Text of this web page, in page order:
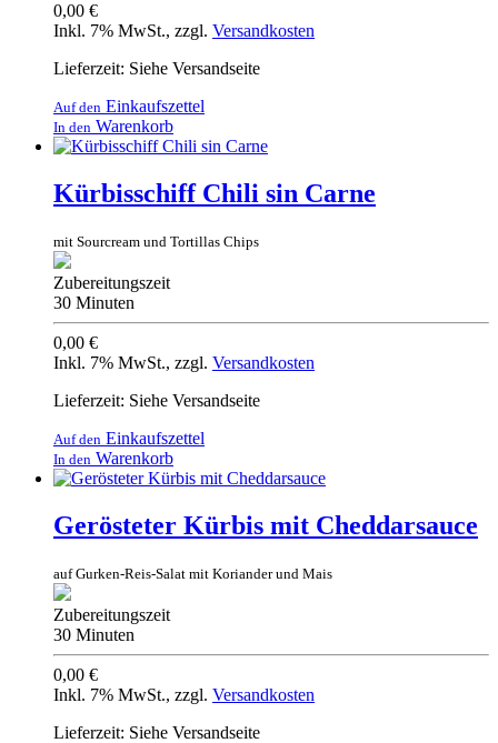
0,00 €
Inkl. 7% MwSt., zzgl. Versandkosten
Lieferzeit: Siehe Versandseite
Auf den Einkaufszettel
In den Warenkorb
Kürbisschiff Chili sin Carne
mit Sourcream und Tortillas Chips
Zubereitungszeit
30 Minuten
0,00 €
Inkl. 7% MwSt., zzgl. Versandkosten
Lieferzeit: Siehe Versandseite
Auf den Einkaufszettel
In den Warenkorb
Gerösteter Kürbis mit Cheddarsauce
auf Gurken-Reis-Salat mit Koriander und Mais
Zubereitungszeit
30 Minuten
0,00 €
Inkl. 7% MwSt., zzgl. Versandkosten
Lieferzeit: Siehe Versandseite